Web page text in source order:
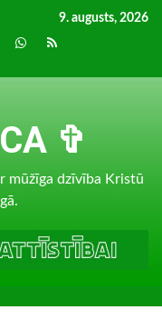
9. augusts, 2026
whatsapp
RSS
✞
mūžīga dzīvība Kristū